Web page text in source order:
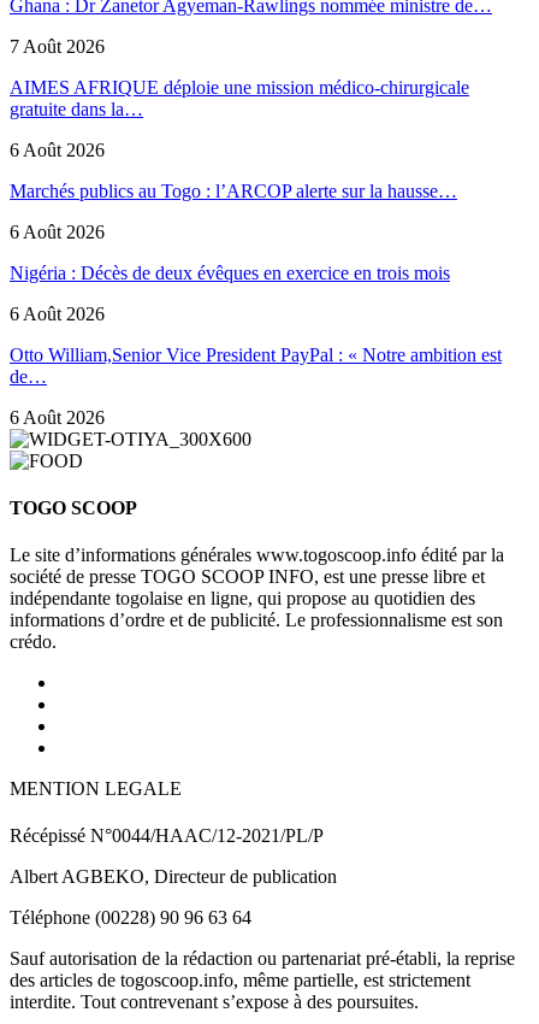
Ghana : Dr Zanetor Agyeman-Rawlings nommée ministre de…
7 Août 2026
AIMES AFRIQUE déploie une mission médico-chirurgicale
gratuite dans la…
6 Août 2026
Marchés publics au Togo : l’ARCOP alerte sur la hausse…
6 Août 2026
Nigéria : Décès de deux évêques en exercice en trois mois
6 Août 2026
Otto William,Senior Vice President PayPal : « Notre ambition est
de…
6 Août 2026
TOGO SCOOP
Le site d’informations générales www.togoscoop.info édité par la
société de presse TOGO SCOOP INFO, est une presse libre et
indépendante togolaise en ligne, qui propose au quotidien des
informations d’ordre et de publicité. Le professionnalisme est son
crédo.
MENTION LEGALE
Récépissé N°0044/HAAC/12-2021/PL/P
Albert AGBEKO, Directeur de publication
Téléphone (00228) 90 96 63 64
Sauf autorisation de la rédaction ou partenariat pré-établi, la reprise
des articles de togoscoop.info, même partielle, est strictement
interdite. Tout contrevenant s’expose à des poursuites.